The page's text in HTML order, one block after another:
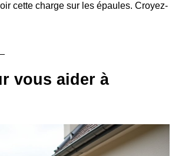
cette charge sur les épaules. Croyez-
vous aider à